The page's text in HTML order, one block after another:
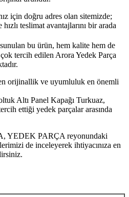
için doğru adres olan sitemizde;
teslimat avantajlarını bir arada
bu ürün, hem kalite hem de
tercih edilen Arora Yedek Parça
orijinallik ve uyumluluk en önemli
Altı Panel Kapağı Turkuaz,
ettiği yedek parçalar arasında
YEDEK PARÇA reyonundaki
de inceleyerek ihtiyacınıza en